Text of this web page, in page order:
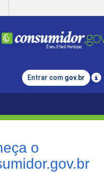
Entrar com gov.br
o